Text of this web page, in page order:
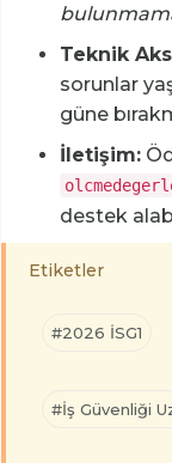
Teknik
sorunlar
güne
İletişim:
destek
Etiketler
#2026 İSG1
#İş Güvenliği